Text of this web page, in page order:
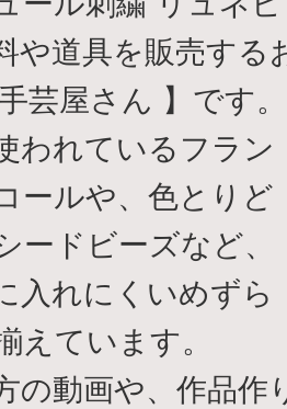
や道具を販売する
芸屋さん 】です。
われているフラン
ールや、色とりど
ードビーズなど、
入れにくいめずら
えています。
の動画や、作品作